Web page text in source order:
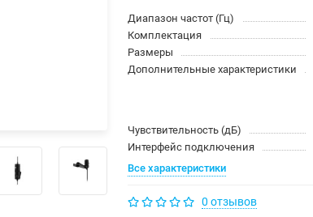
Диапазон частот (Гц)
Комплектация
Размеры
Дополнительные характеристики
Чувствительность (дБ)
Интерфейс подключения
Все характеристики
0 отзывов